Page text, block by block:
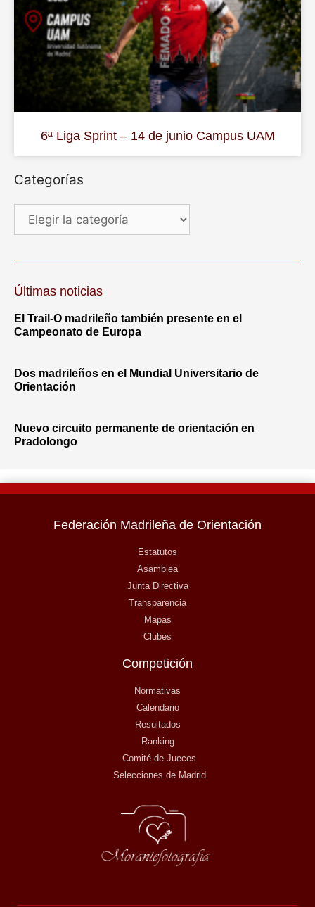
6ª Liga Sprint – 14 de junio Campus UAM
Categorías
Últimas noticias
El Trail-O madrileño también presente en el
Campeonato de Europa
Dos madrileños en el Mundial Universitario de
Orientación
Nuevo circuito permanente de orientación en
Pradolongo
Federación Madrileña de Orientación
Estatutos
Asamblea
Junta Directiva
Transparencia
Mapas
Clubes
Competición
Normativas
Calendario
Resultados
Ranking
Comité de Jueces
Selecciones de Madrid